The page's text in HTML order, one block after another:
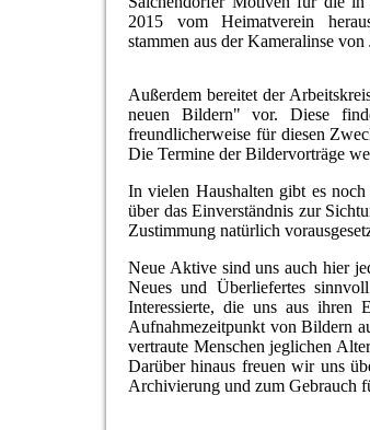
2015 vom Heimatverein
stammen aus der Kameralinse von
Außerdem bereitet der
neuen Bildern" vor. Diese
freundlicherweise für diesen
Die Termine der Bildervorträge
Invielen Haushalten gibt es
über das Einverständnis zur
Zustimmung natürlich
Neue Aktive sind uns auch hier
Neues und Überliefertes
Interessierte, die uns aus ihren
Aufnahmezeitpunkt von Bildern
vertraute Menschen jeglichen
Darüber hinaus freuen wir uns
Archivierung und zum Gebrauch